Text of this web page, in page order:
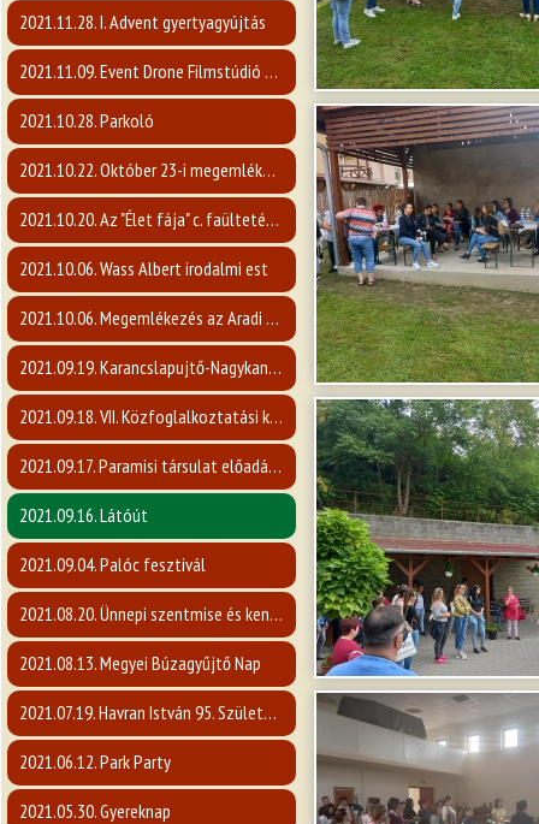
2021.11.28. I. Advent gyertyagyújtás
2021.11.09. Event Drone Filmstúdió előadása
2021.10.28. Parkoló
2021.10.22. Október 23-i megemlékezés
2021.10.20. Az "Élet fája" c. faültetési program
2021.10.06. Wass Albert irodalmi est
2021.10.06. Megemlékezés az Aradi vértanúkra
2021.09.19. Karancslapujtő-Nagykanizsa vendéglátás
2021.09.18. VII. Közfoglalkoztatási kiállítás
2021.09.17. Paramisi társulat előadása
2021.09.16. Látóút
2021.09.04. Palóc fesztivál
2021.08.20. Ünnepi szentmise és kenyérszentelés
2021.08.13. Megyei Búzagyűjtő Nap
2021.07.19. Havran István 95. Születésnap
2021.06.12. Park Party
2021.05.30. Gyereknap